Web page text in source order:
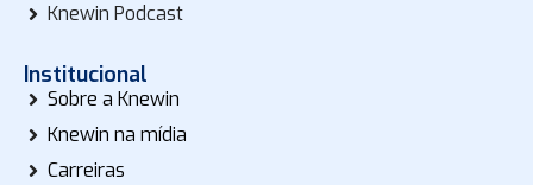
Knewin Podcast
Institucional
Sobre a Knewin
Knewin na mídia
Carreiras